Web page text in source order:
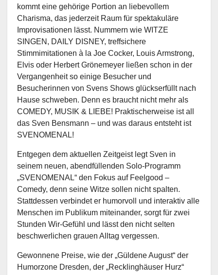
kommt eine gehörige Portion an liebevollem
Charisma, das jederzeit Raum für spektakuläre
Improvisationen lässt. Nummern wie WITZE
SINGEN, DAILY DISNEY, treffsichere
Stimmimitationen à la Joe Cocker, Louis Armstrong,
Elvis oder Herbert Grönemeyer ließen schon in der
Vergangenheit so einige Besucher und
Besucherinnen von Svens Shows glückserfüllt nach
Hause schweben. Denn es braucht nicht mehr als
COMEDY, MUSIK & LIEBE! Praktischerweise ist all
das Sven Bensmann – und was daraus entsteht ist
SVENOMENAL!
Entgegen dem aktuellen Zeitgeist legt Sven in
seinem neuen, abendfüllenden Solo-Programm
„SVENOMENAL“ den Fokus auf Feelgood –
Comedy, denn seine Witze sollen nicht spalten.
Stattdessen verbindet er humorvoll und interaktiv alle
Menschen im Publikum miteinander, sorgt für zwei
Stunden Wir-Gefühl und lässt den nicht selten
beschwerlichen grauen Alltag vergessen.
Gewonnene Preise, wie der „Güldene August“ der
Humorzone Dresden, der „Recklinghäuser Hurz“